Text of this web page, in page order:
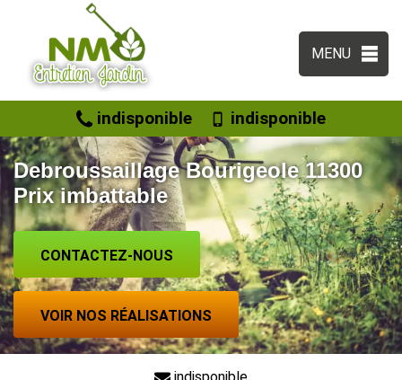
MENU
indisponible indisponible
Debroussaillage Bourigeole 11300
Prix imbattable
CONTACTEZ-NOUS
VOIR NOS RÉALISATIONS